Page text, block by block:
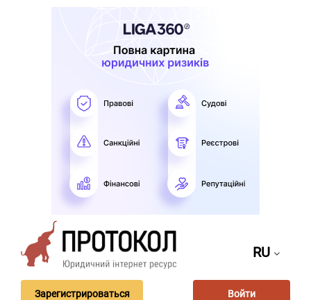
RU
Зарегистрироваться Войти